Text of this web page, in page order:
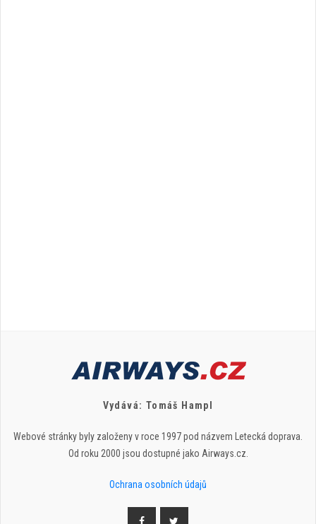
Vydává: Tomáš Hampl
Webové stránky byly založeny v roce 1997 pod názvem Letecká doprava.
Od roku 2000 jsou dostupné jako Airways.cz.
Ochrana osobních údajů